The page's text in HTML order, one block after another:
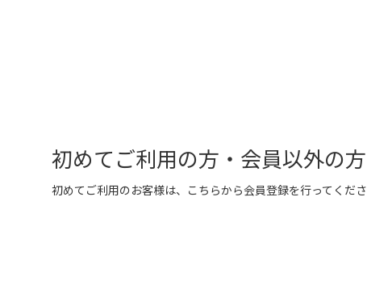
初めてご利用の方・会員以外の方
初めてご利用のお客様は、こちらから会員登録を行ってくださ